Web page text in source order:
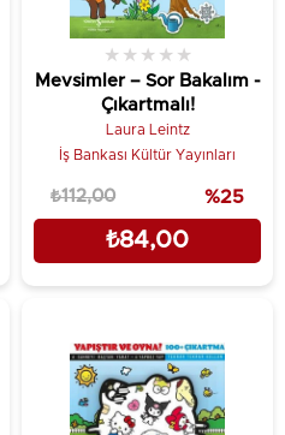
Mevsimler – Sor Bakalım -
Çıkartmalı!
★ ★ ★ ★ ★
Laura Leintz
İş Bankası Kültür Yayınları
₺84,00
₺112,00 %25